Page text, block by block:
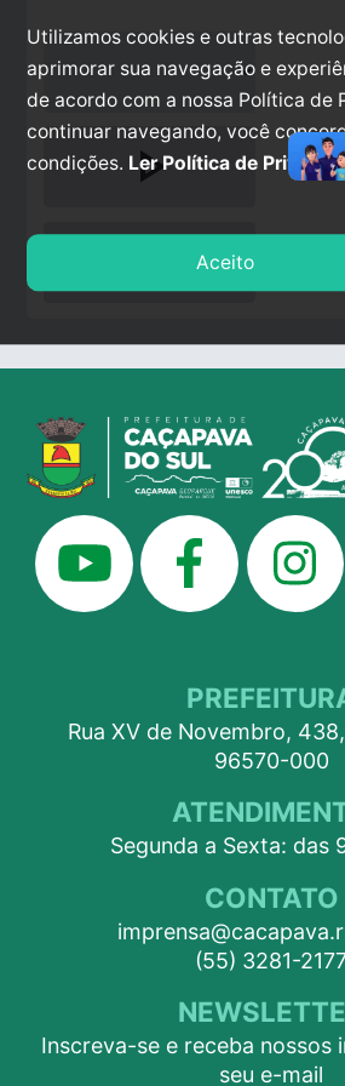
play_arrow
Rua XV de Novembro,
96570-000
Segunda a Sexta: das
CONTATO
(55) 3281-
Inscreva-se e receba nossos
seu e-mail
Utilizamos cookies e outras
aprimorar sua navegação e
de acordo com a nossa Política de
continuar navegando, você
condições. Ler Política de
Aceito